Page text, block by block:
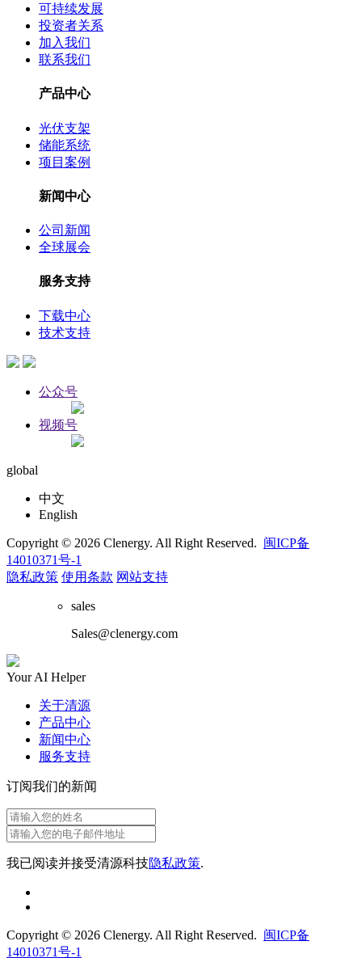
可持续发展
投资者关系
加入我们
联系我们
产品中心
光伏支架
储能系统
项目案例
新闻中心
公司新闻
全球展会
服务支持
下载中心
技术支持
公众号
视频号
global
中文
English
Copyright © 2026 Clenergy. All Right Reserved. 闽ICP备
14010371号-1
隐私政策 使用条款 网站支持
sales
Sales@clenergy.com
Your AI Helper
关于清源
产品中心
新闻中心
服务支持
订阅我们的新闻
我已阅读并接受清源科技隐私政策.
Copyright © 2026 Clenergy. All Right Reserved. 闽ICP备
14010371号-1